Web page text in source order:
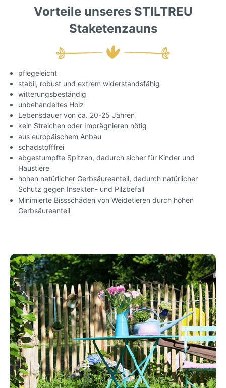
Vorteile unseres STILTREU
Staketenzauns
pflegeleicht
stabil, robust und extrem widerstandsfähig
witterungsbeständig
unbehandeltes Holz
Lebensdauer von ca. 20-25 Jahren
kein Streichen oder Imprägnieren nötig
aus europäischem Anbau
schadstofffrei
abgestumpfte Spitzen, dadurch sicher für Kinder und
Haustiere
hohen natürlicher Gerbsäureanteil, dadurch natürlicher
Schutz gegen Insekten- und Pilzbefall
Minimierte Bissschäden von Weidetieren durch hohen
Gerbsäureanteil